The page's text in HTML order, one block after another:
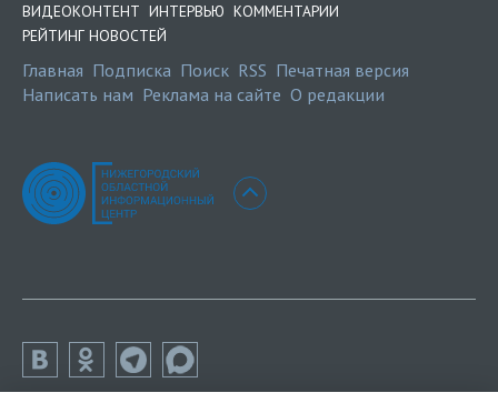
ВИДЕОКОНТЕНТ ИНТЕРВЬЮ КОММЕНТАРИИ
РЕЙТИНГ НОВОСТЕЙ
Главная Подписка Поиск RSS Печатная версия
Написать нам Реклама на сайте О редакции